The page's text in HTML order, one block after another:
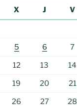
X J V
5 6 7
12 13 14
19 20 21
26 27 28